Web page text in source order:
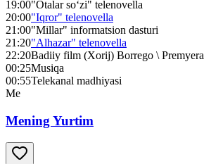
19:00"Otalar so‘zi" telenovella
20:00"Iqror" telenovella
21:00"Millar" informatsion dasturi
21:20"Alhazar" telenovella
22:20Badiiy film (Xorij) Borrego \ Premyera
00:25Musiqa
00:55Telekanal madhiyasi
Me
Mening Yurtim